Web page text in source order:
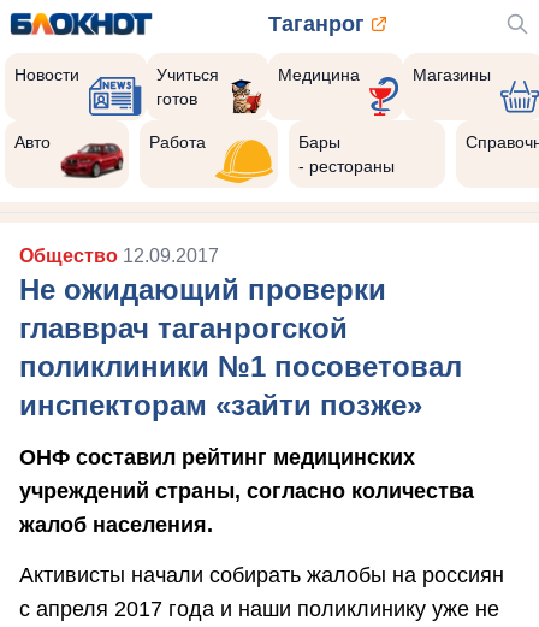
Таганрог
Новости
Учиться
готов
Медицина Магазины
Авто Работа
Бары
- рестораны
Общество 12.09.2017
Не ожидающий проверки
главврач таганрогской
поликлиники №1 посоветовал
инспекторам «зайти позже»
ОНФ составил рейтинг медицинских
учреждений страны, согласно количества
жалоб населения.
Активисты начали собирать жалобы на россиян
с апреля 2017 года и наши поликлинику уже не